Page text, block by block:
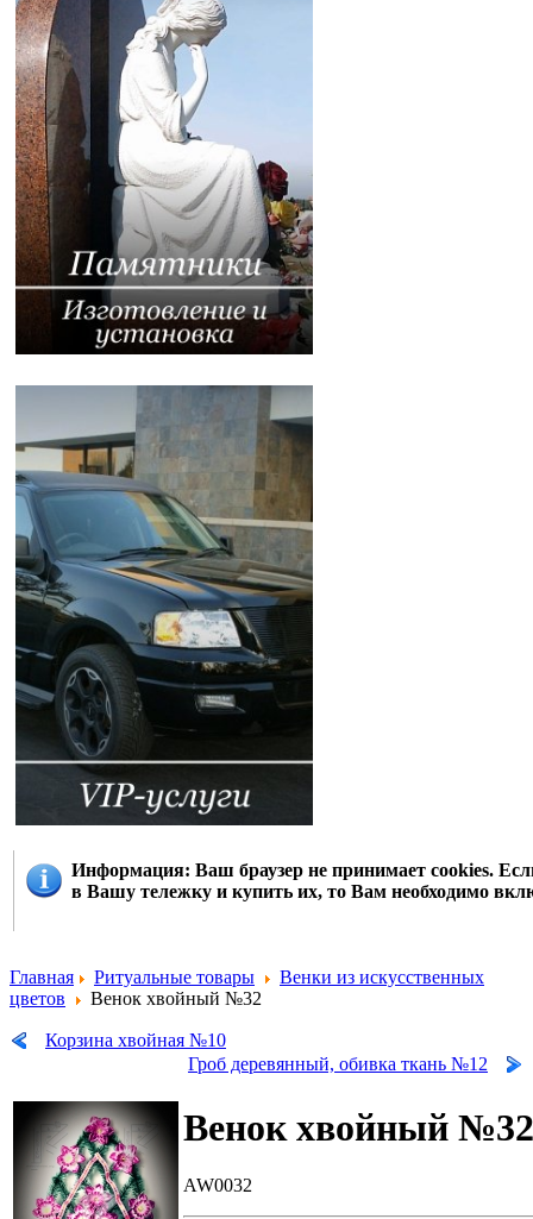
Информация: Ваш браузер не принимает cookies.
в Вашу тележку и купить их, то Вам необходимо
Главная Ритуальные товары
Венки из искусственных
цветов
Венок хвойный №32
Корзина хвойная №10
Гроб деревянный, обивка ткань №12
Венок хвойный №32
AW0032